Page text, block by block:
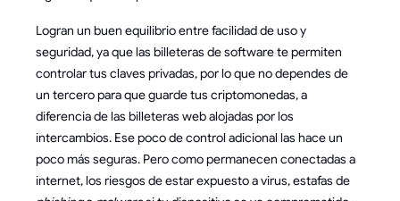
Logran un buen equilibrio entre facilidad de uso y
seguridad, ya que las billeteras de software te permiten
controlar tus claves privadas, por lo que no dependes de
un tercero para que guarde tus criptomonedas, a
diferencia de las billeteras web alojadas por los
intercambios. Ese poco de control adicional las hace un
poco más seguras. Pero como permanecen conectadas a
internet, los riesgos de estar expuesto a virus, estafas de